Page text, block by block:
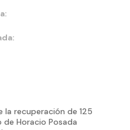
recuperación de 125
Horacio Posada